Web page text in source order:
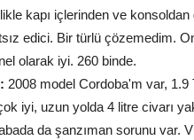
kapı içlerinden ve
edici. Bir türlü çözemedim.
olarak iyi. 260 binde.
2008 model Cordoba'm var, 1.9
iyi, uzun yolda 4 litre civarı
da şanzıman sorunu var.